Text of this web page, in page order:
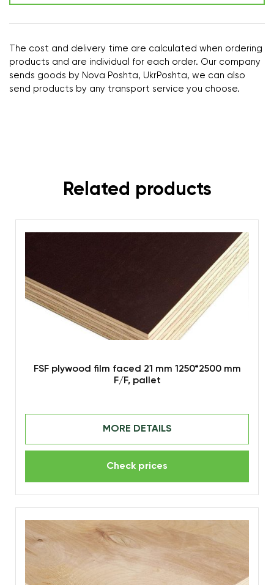
The cost and delivery time are calculated when ordering
products and are individual for each order. Our company
sends goods by Nova Poshta, UkrPoshta, we can also
send products by any transport service you choose.
Related products
FSF plywood film faced 21 mm 1250*2500 mm
F/F, pallet
MORE DETAILS
Check prices